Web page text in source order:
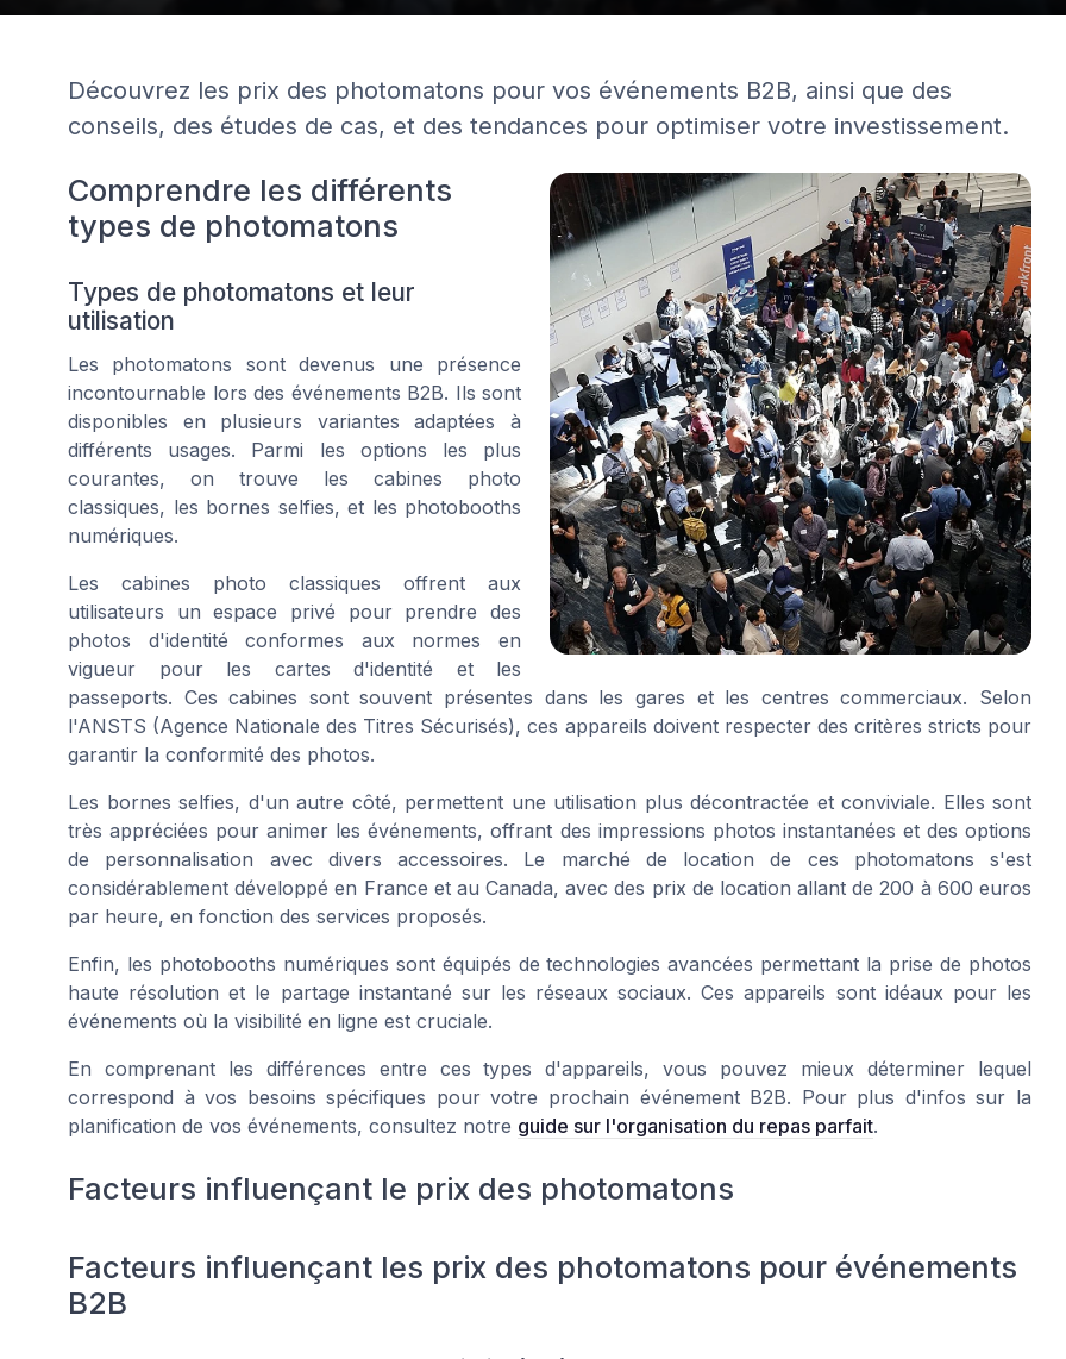
Découvrez les prix des photomatons pour vos événements B2B, ainsi que des
conseils, des études de cas, et des tendances pour optimiser votre investissement.
Comprendre les différents
types de photomatons
Types de photomatons et leur
utilisation
Les photomatons sont devenus une présence
incontournable lors des événements B2B. Ils sont
disponibles en plusieurs variantes adaptées à
différents usages. Parmi les options les plus
courantes, on trouve les cabines photo
classiques, les bornes selfies, et les photobooths
numériques.
Les cabines photo classiques offrent aux
utilisateurs un espace privé pour prendre des
photos d'identité conformes aux normes en
vigueur pour les cartes d'identité et les
passeports. Ces cabines sont souvent présentes dans les gares et les centres commerciaux. Selon
l'ANSTS (Agence Nationale des Titres Sécurisés), ces appareils doivent respecter des critères stricts pour
garantir la conformité des photos.
Les bornes selfies, d'un autre côté, permettent une utilisation plus décontractée et conviviale. Elles sont
très appréciées pour animer les événements, offrant des impressions photos instantanées et des options
de personnalisation avec divers accessoires. Le marché de location de ces photomatons s'est
considérablement développé en France et au Canada, avec des prix de location allant de 200 à 600 euros
par heure, en fonction des services proposés.
Enfin, les photobooths numériques sont équipés de technologies avancées permettant la prise de photos
haute résolution et le partage instantané sur les réseaux sociaux. Ces appareils sont idéaux pour les
événements où la visibilité en ligne est cruciale.
En comprenant les différences entre ces types d'appareils, vous pouvez mieux déterminer lequel
correspond à vos besoins spécifiques pour votre prochain événement B2B. Pour plus d'infos sur la
planification de vos événements, consultez notre guide sur l'organisation du repas parfait.
Facteurs influençant le prix des photomatons
Facteurs influençant les prix des photomatons pour événements
B2B